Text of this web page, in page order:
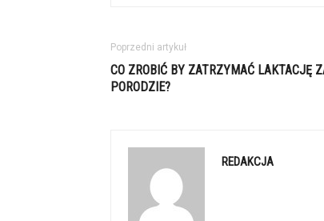
Poprzedni artykuł
CO ZROBIĆ BY ZATRZYMAĆ LAKTACJĘ
PORODZIE?
REDAKCJA